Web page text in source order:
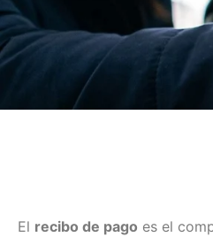
El recibo de pago es el